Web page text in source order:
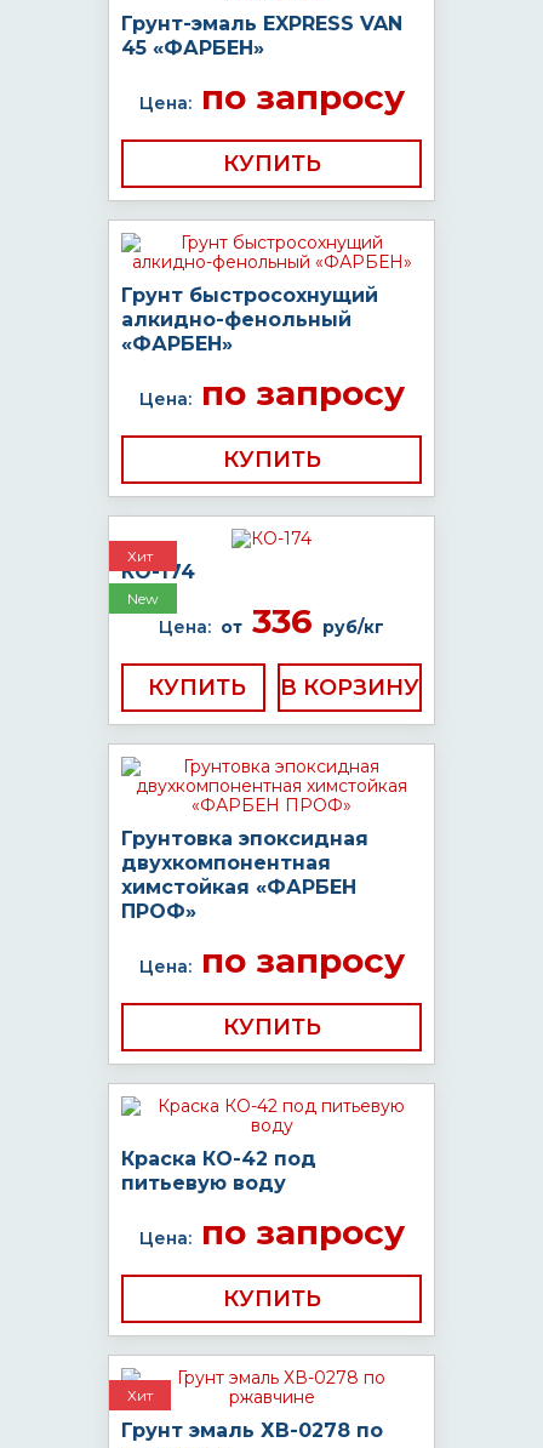
Грунт-эмаль EXPRESS VAN
45 «ФАРБЕН»
Цена:по запросу
КУПИТЬ
Грунт быстросохнущий
алкидно-фенольный
«ФАРБЕН»
Цена:по запросу
КУПИТЬ
Хит
New
КО-174
Цена: от 336 руб/кг
КУПИТЬ
Грунтовка эпоксидная
двухкомпонентная
химстойкая «ФАРБЕН
ПРОФ»
Цена:по запросу
КУПИТЬ
Краска КО-42 под
питьевую воду
Цена:по запросу
КУПИТЬ
Хит
Грунт эмаль ХВ-0278 по